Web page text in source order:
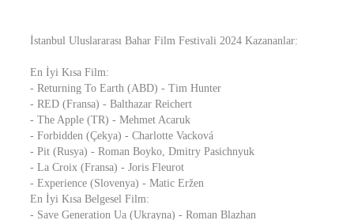
İstanbul Uluslararası Bahar Film Festivali 2024 Kazananlar:
En İyi Kısa Film:
- Returning To Earth (ABD) - Tim Hunter
- RED (Fransa) - Balthazar Reichert
- The Apple (TR) - Mehmet Acaruk
- Forbidden (Çekya) - Charlotte Vacková
- Pit (Rusya) - Roman Boyko, Dmitry Pasichnyuk
- La Croix (Fransa) - Joris Fleurot
- Experience (Slovenya) - Matic Eržen
En İyi Kısa Belgesel Film:
- Save Generation Ua (Ukrayna) - Roman Blazhan